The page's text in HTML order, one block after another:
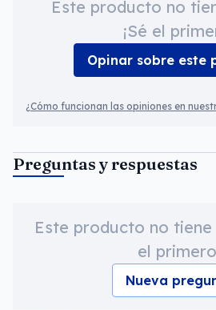
Este producto no
¡Sé el
Opinar sobre este
¿Cómo funcionan las opiniones en
Preguntas y respuestas
Este producto no tiene
el
Nueva